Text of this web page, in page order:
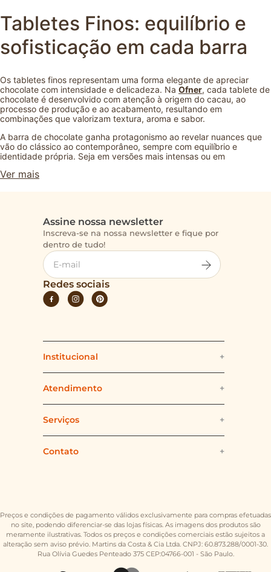
Tabletes Finos: equilíbrio e
sofisticação em cada barra
Os tabletes finos representam uma forma elegante de apreciar
chocolate com intensidade e delicadeza. Na Ofner, cada tablete de
chocolate é desenvolvido com atenção à origem do cacau, ao
processo de produção e ao acabamento, resultando em
combinações que valorizam textura, aroma e sabor.
A barra de chocolate ganha protagonismo ao revelar nuances que
vão do clássico ao contemporâneo, sempre com equilíbrio e
identidade própria. Seja em versões mais intensas ou em
aprecia qualidade e busca uma experiência sensorial completa.
como lembrança especial ou combinada com outros produtos para
compor presentes sofisticados. Para ampliar a experiência, explore
também as categorias dechocolate avulso
pão de mel, disponíveis no site.
Perguntas frequentes
Os tabletes são indicados para presente?
Há variedade de sabores disponíveis?
Sim. A linha reúne opções clássicas e combinações diferenciadas,
sempre com qualidade artesanal.
Ver mais
Assine nossa newsletter
Inscreva-se na nossa newsletter e fique por
dentro de tudo!
Redes sociais
Institucional +
Regulamento
Atendimento +
Serviços +
Ofner Corporativo
Gift Card
Contato +
Preços e condições de pagamento válidos exclusivamente para compras efetuadas
no site, podendo diferenciar-se das lojas físicas. As imagens dos produtos são
meramente ilustrativas. Todos os preços e condições comerciais estão sujeitos a
alteração sem aviso prévio. Martins da Costa & Cia Ltda. CNPJ: 60.873.288/0001-30.
Rua Olívia Guedes Penteado 375 CEP:04766-001 - São Paulo.